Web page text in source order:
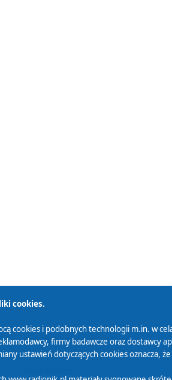
Zasady korzystania z Serwisu
cookies.
cookies i podobnych technologii m.in. w
firmy badawcze oraz dostawcy
ustawień dotyczących cookies oznacza,